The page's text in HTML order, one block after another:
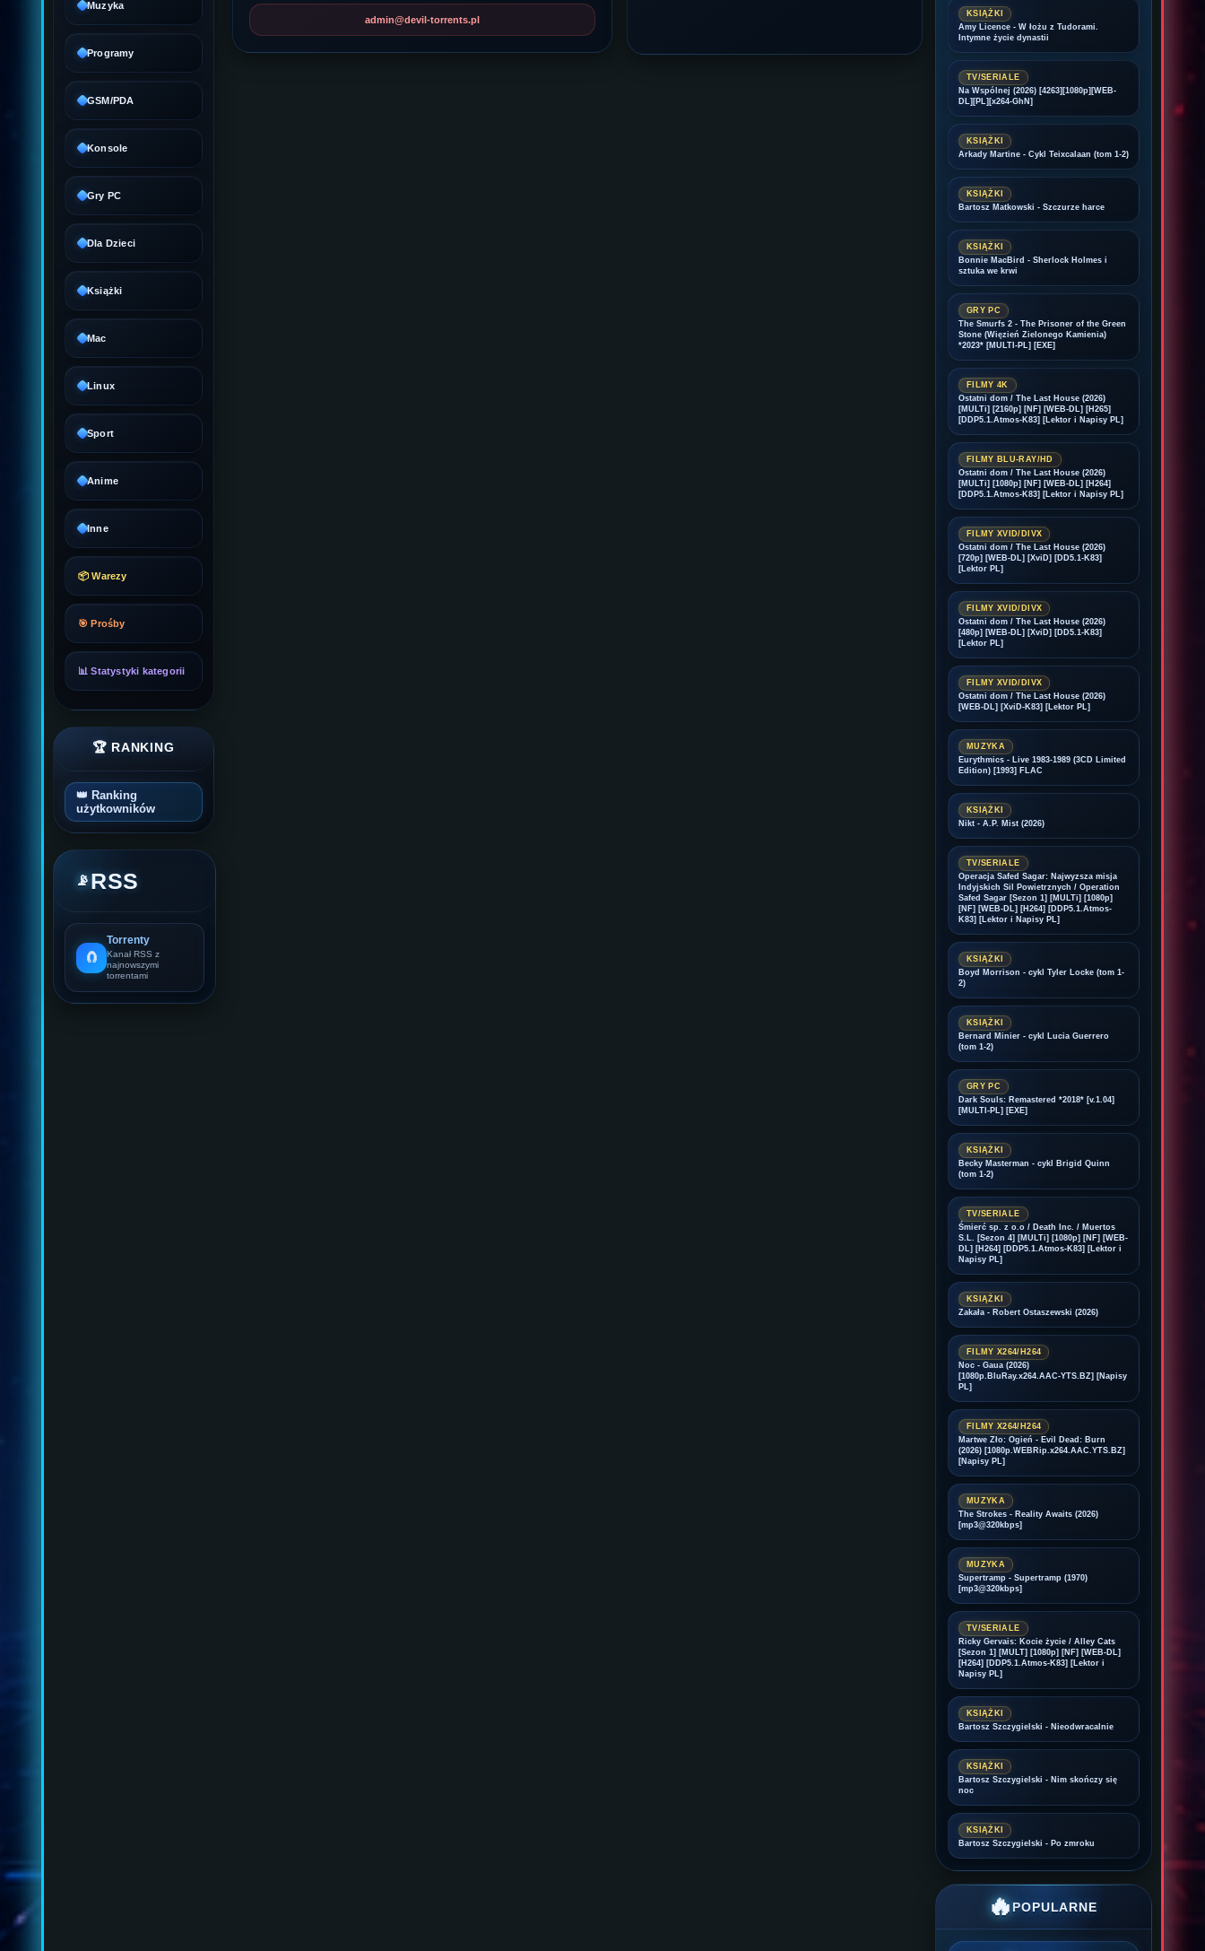
Muzyka
Programy
GSM/PDA
Konsole
Gry PC
Dla Dzieci
Książki
Mac
Linux
Sport
Anime
Inne
📦 Warezy
🎯 Prośby
📊 Statystyki kategorii
🏆 RANKING
👑 Ranking
użytkowników
📡RSS
🧲
Torrenty
Kanał RSS z
najnowszymi
torrentami
KSIĄŻKI
Amy Licence - W łożu z Tudorami.
Intymne życie dynastii
TV/SERIALE
Na Wspólnej (2026) [4263][1080p][WEB-
DL][PL][x264-GhN]
KSIĄŻKI
Arkady Martine - Cykl Teixcalaan (tom 1-2)
KSIĄŻKI
Bartosz Matkowski - Szczurze harce
KSIĄŻKI
Bonnie MacBird - Sherlock Holmes i
sztuka we krwi
GRY PC
The Smurfs 2 - The Prisoner of the Green
Stone (Więzień Zielonego Kamienia)
*2023* [MULTI-PL] [EXE]
FILMY 4K
Ostatni dom / The Last House (2026)
[MULTi] [2160p] [NF] [WEB-DL] [H265]
[DDP5.1.Atmos-K83] [Lektor i Napisy PL]
FILMY BLU-RAY/HD
Ostatni dom / The Last House (2026)
[MULTi] [1080p] [NF] [WEB-DL] [H264]
[DDP5.1.Atmos-K83] [Lektor i Napisy PL]
FILMY XVID/DIVX
Ostatni dom / The Last House (2026)
[720p] [WEB-DL] [XviD] [DD5.1-K83]
[Lektor PL]
FILMY XVID/DIVX
Ostatni dom / The Last House (2026)
[480p] [WEB-DL] [XviD] [DD5.1-K83]
[Lektor PL]
FILMY XVID/DIVX
Ostatni dom / The Last House (2026)
[WEB-DL] [XviD-K83] [Lektor PL]
MUZYKA
Eurythmics - Live 1983-1989 (3CD Limited
Edition) [1993] FLAC
KSIĄŻKI
Nikt - A.P. Mist (2026)
TV/SERIALE
Operacja Safed Sagar: Najwyzsza misja
Indyjskich Sil Powietrznych / Operation
Safed Sagar [Sezon 1] [MULTi] [1080p]
[NF] [WEB-DL] [H264] [DDP5.1.Atmos-
K83] [Lektor i Napisy PL]
KSIĄŻKI
Boyd Morrison - cykl Tyler Locke (tom 1-
2)
KSIĄŻKI
Bernard Minier - cykl Lucia Guerrero
(tom 1-2)
GRY PC
Dark Souls: Remastered *2018* [v.1.04]
[MULTI-PL] [EXE]
KSIĄŻKI
Becky Masterman - cykl Brigid Quinn
(tom 1-2)
TV/SERIALE
Śmierć sp. z o.o / Death Inc. / Muertos
S.L. [Sezon 4] [MULTi] [1080p] [NF] [WEB-
DL] [H264] [DDP5.1.Atmos-K83] [Lektor i
Napisy PL]
KSIĄŻKI
Zakała - Robert Ostaszewski (2026)
FILMY X264/H264
Noc - Gaua (2026)
[1080p.BluRay.x264.AAC-YTS.BZ] [Napisy
PL]
FILMY X264/H264
Martwe Zło: Ogień - Evil Dead: Burn
(2026) [1080p.WEBRip.x264.AAC.YTS.BZ]
[Napisy PL]
MUZYKA
The Strokes - Reality Awaits (2026)
[mp3@320kbps]
MUZYKA
Supertramp - Supertramp (1970)
[mp3@320kbps]
TV/SERIALE
Ricky Gervais: Kocie życie / Alley Cats
[Sezon 1] [MULT] [1080p] [NF] [WEB-DL]
[H264] [DDP5.1.Atmos-K83] [Lektor i
Napisy PL]
KSIĄŻKI
Bartosz Szczygielski - Nieodwracalnie
KSIĄŻKI
Bartosz Szczygielski - Nim skończy się
noc
KSIĄŻKI
Bartosz Szczygielski - Po zmroku
🔥POPULARNE
admin@devil-torrents.pl